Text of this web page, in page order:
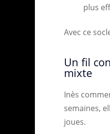
plus
Avec ce
Un fil
mixte
Inès
semaines,
joues.